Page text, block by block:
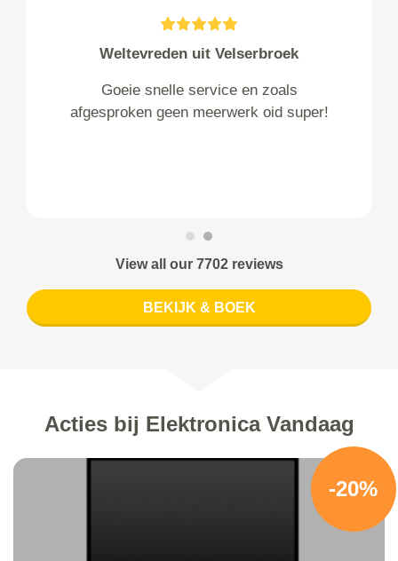
Weltevreden uit Velserbroek
Goeie snelle service en zoals
afgesproken geen meerwerk oid super!
View all our 7702 reviews
BEKIJK & BOEK
Acties bij Elektronica Vandaag
-20%